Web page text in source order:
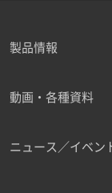
製品情報
動画・各種資料
ニュース／イベン